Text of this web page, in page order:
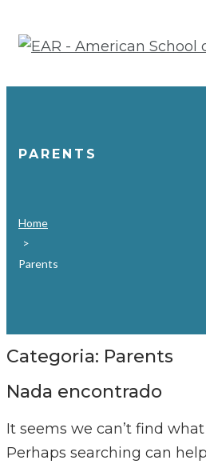
para
conteúdo
PARENTS
Home
>
Parents
Categoria: Parents
Nada encontrado
It seems we can’t find
Perhaps searching can